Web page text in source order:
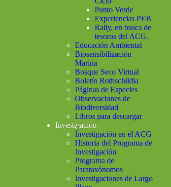
Punto Verde
Experiencias PEB
Rally, en busca de
tesoros del ACG.
Educación Ambiental
Biosensibilización
Marina
Bosque Seco Virtual
Boletín Rothschildia
Páginas de Especies
Observaciones de
Biodiversidad
Libros para descargar
Investigación
Investigación en el ACG
Historia del Programa de
Investigación
Programa de
Parataxónomos
Investigaciones de Largo